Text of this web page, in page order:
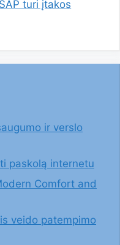
turi įtakos
ir verslo
paskolą internetu
Comfort and
veido patempimo